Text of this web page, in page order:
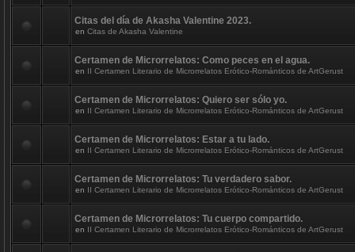
Citas del día de Akasha Valentine 2023.
en Citas de Akasha Valentine
Certamen de Microrrelatos: Como peces en el agua.
en II Certamen Literario de Microrrelatos Erótico-Románticos de ArtGerust
Certamen de Microrrelatos: Quiero ser sólo yo.
en II Certamen Literario de Microrrelatos Erótico-Románticos de ArtGerust
Certamen de Microrrelatos: Estar a tu lado.
en II Certamen Literario de Microrrelatos Erótico-Románticos de ArtGerust
Certamen de Microrrelatos: Tu verdadero sabor.
en II Certamen Literario de Microrrelatos Erótico-Románticos de ArtGerust
Certamen de Microrrelatos: Tu cuerpo compartido.
en II Certamen Literario de Microrrelatos Erótico-Románticos de ArtGerust